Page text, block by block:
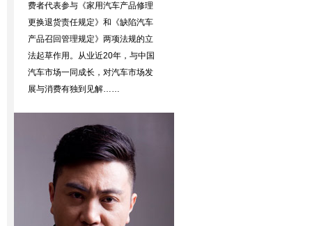
费者代表参与《家用汽车产品修理
更换退货责任规定》和《缺陷汽车
产品召回管理规定》两项法规的立
法起草作用。从业近20年，与中国
汽车市场一同成长，对汽车市场发
展与消费有独到见解……